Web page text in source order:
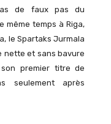
de faux pas du
même temps à Riga,
le Spartaks Jurmala
nette et sans bavure
premier titre de
seulement après